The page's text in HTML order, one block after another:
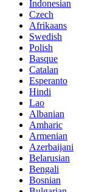
Indonesian
Czech
Afrikaans
Swedish
Polish
Basque
Catalan
Esperanto
Hindi
Lao
Albanian
Amharic
Armenian
Azerbaijani
Belarusian
Bengali
Bosnian